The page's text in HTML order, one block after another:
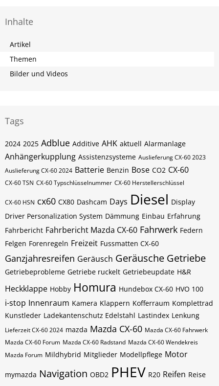
Inhalte
Artikel
Themen
Bilder und Videos
Tags
2024 2025 Adblue Additive AHK aktuell Alarmanlage
Anhängerkupplung Assistenzsysteme Auslieferung CX-60 2023
Auslieferung CX-60 2024 Batterie Benzin Bose CO2 CX-60
CX-60​​​​ TSN CX-60​​​​ Typschlüsselnummer CX-60​​​​​ Herstellerschlüssel
CX-60​​​​​ HSN cx60 CX80 Dashcam Days Diesel Display
Driver Personalization System Dämmung Einbau Erfahrung
Fahrbericht Fahrbericht Mazda CX-60 Fahrwerk Federn
Felgen Forenregeln Freizeit Fussmatten CX-60
Ganzjahresreifen Geräusch Geräusche Getriebe
Getriebeprobleme Getriebe ruckelt Getriebeupdate H&R
Heckklappe Hobby Homura Hundebox CX-60 HVO 100
i-stop Innenraum Kamera Klappern Kofferraum Komplettrad
Kunstleder Ladekantenschutz Edelstahl Lastindex Lenkung
Lieferzeit CX-60 2024 mazda Mazda CX-60 Mazda CX-60 Fahrwerk
Mazda CX-60 Forum Mazda CX-60 Radstand Mazda CX-60 Wendekreis
Mazda Forum Mildhybrid Mitglieder Modellpflege Motor
mymazda Navigation OBD2 PHEV R20 Reifen Reise